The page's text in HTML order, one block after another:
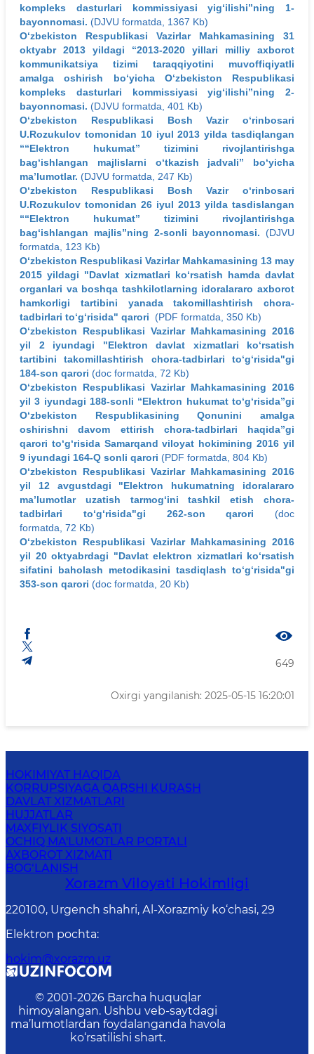
kompleks dasturlari kommissiyasi yig‘ilishi”ning 1-
bayonnomasi. (DJVU formatda, 1367 Kb)
O‘zbekiston Respublikasi Vazirlar Mahkamasining 31
oktyabr 2013 yildagi “2013-2020 yillari milliy axborot
kommunikatsiya tizimi taraqqiyotini muvoffiqiyatli
amalga oshirish bo‘yicha O‘zbekiston Respublikasi
kompleks dasturlari kommissiyasi yig‘ilishi”ning 2-
bayonnomasi. (DJVU formatda, 401 Kb)
O‘zbekiston Respublikasi Bosh Vazir o‘rinbosari
U.Rozukulov tomonidan 10 iyul 2013 yilda tasdiqlangan
““Elektron hukumat” tizimini rivojlantirishga
bag‘ishlangan majlislarni o‘tkazish jadvali” bo‘yicha
ma’lumotlar. (DJVU formatda, 247 Kb)
O‘zbekiston Respublikasi Bosh Vazir o‘rinbosari
U.Rozukulov tomonidan 26 iyul 2013 yilda tasdislangan
““Elektron hukumat” tizimini rivojlantirishga
bag‘ishlangan majlis”ning 2-sonli bayonnomasi. (DJVU
formatda, 123 Kb)
O‘zbekiston Respublikasi Vazirlar Mahkamasining 13 may
2015 yildagi "Davlat xizmatlari ko‘rsatish hamda davlat
organlari va boshqa tashkilotlarning idoralararo axborot
hamkorligi tartibini yanada takomillashtirish chora-
tadbirlari to‘g‘risida" qarori
(PDF formatda, 350 Kb)
O‘zbekiston Respublikasi Vazirlar Mahkamasining 2016
yil 2 iyundagi "Elektron davlat xizmatlari ko‘rsatish
tartibini takomillashtirish chora-tadbirlari to‘g‘risida"gi
184-son qarori (doc formatda, 72 Kb)
O‘zbekiston Respublikasi Vazirlar Mahkamasining 2016
yil 3 iyundagi 188-sonli “Elektron hukumat to‘g‘risida”gi
O‘zbekiston Respublikasining Qonunini amalga
oshirishni davom ettirish chora-tadbirlari haqida”gi
qarori to‘g‘risida Samarqand viloyat hokimining 2016 yil
9 iyundagi 164-Q sonli qarori (PDF formatda, 804 Kb)
O‘zbekiston Respublikasi Vazirlar Mahkamasining 2016
yil 12 avgustdagi "Elektron hukumatning idoralararo
ma’lumotlar uzatish tarmog‘ini tashkil etish chora-
tadbirlari to‘g‘risida"gi 262-son qarori (doc
formatda, 72 Kb)
O‘zbekiston Respublikasi Vazirlar Mahkamasining 2016
yil 20 oktyabrdagi "Davlat elektron xizmatlari ko‘rsatish
sifatini baholash metodikasini tasdiqlash to‘g‘risida"gi
353-son qarori (doc formatda, 20 Kb)
649
Oxirgi yangilanish: 2025-05-15 16:20:01
HOKIMIYAT HAQIDA
KORRUPSIYAGA QARSHI KURASH
DAVLAT XIZMATLARI
HUJJATLAR
MAXFIYLIK SIYOSATI
OCHIQ MA'LUMOTLAR PORTALI
AXBOROT XIZMATI
BOG‘LANISH
Xorazm Vilоyati Hоkimligi
220100, Urgеnch shаhri, Аl-Хоrаzmiy ko‘chаsi, 29
Elektron pochta:
hokim@xorazm.uz
© 2001-2026 Barcha huquqlar
himoyalangan. Ushbu veb-saytdagi
ma’lumotlardan foydalanganda havola
ko‘rsatilishi shart.